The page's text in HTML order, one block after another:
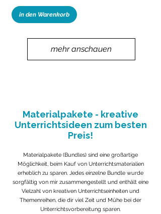
in den Warenkorb
mehr anschauen
Materialpakete - kreative
Unterrichtsideen zum besten
Preis!
Materialpakete (Bundles) sind eine großartige
Möglichkeit, beim Kauf von Unterrichtsmaterialien
erheblich zu sparen. Jedes einzelne Bundle wurde
sorgfältig von mir zusammengestellt und enthält eine
Vielzahl von kreativen Unterrichtseinheiten und
Themenreihen, die dir viel Zeit und Mühe bei der
Unterrichtsvorbereitung sparen.